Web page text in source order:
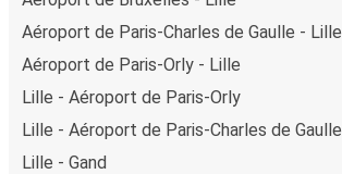
Aéroport de Paris-Charles de Gaulle - Lille
Aéroport de Paris-Orly - Lille
Lille - Aéroport de Paris-Orly
Lille - Aéroport de Paris-Charles de Gaulle
Lille - Gand